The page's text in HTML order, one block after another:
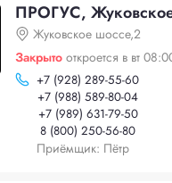
ПРОГУС,
Жуковское шоссе,2
Закрыто откроется в вт
+7 (928) 289-55-60
+7 (988) 589-80-04
+7 (989) 631-79-50
8 (800) 250-56-80
Приёмщик: Пётр